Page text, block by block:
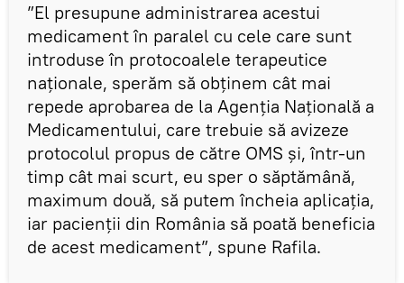
”El presupune administrarea acestui
medicament în paralel cu cele care sunt
introduse în protocoalele terapeutice
naţionale, sperăm să obţinem cât mai
repede aprobarea de la Agenţia Naţională a
Medicamentului, care trebuie să avizeze
protocolul propus de către OMS şi, într-un
timp cât mai scurt, eu sper o săptămână,
maximum două, să putem încheia aplicaţia,
iar pacienţii din România să poată beneficia
de acest medicament”, spune Rafila.